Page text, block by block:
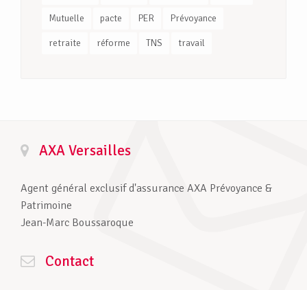
Mutuelle pacte PER Prévoyance
retraite réforme TNS travail
AXA Versailles
Agent général exclusif d'assurance AXA Prévoyance &
Patrimoine
Jean-Marc Boussaroque
Contact